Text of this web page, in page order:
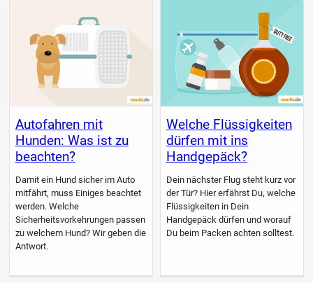
Autofahren mit
Hunden: Was ist zu
beachten?
Damit ein Hund sicher im Auto
mitfährt, muss Einiges beachtet
werden. Welche
Sicherheitsvorkehrungen passen
zu welchem Hund? Wir geben die
Antwort.
Welche Flüssigkeiten
dürfen mit ins
Handgepäck?
Dein nächster Flug steht kurz vor
der Tür? Hier erfährst Du, welche
Flüssigkeiten in Dein
Handgepäck dürfen und worauf
Du beim Packen achten solltest.